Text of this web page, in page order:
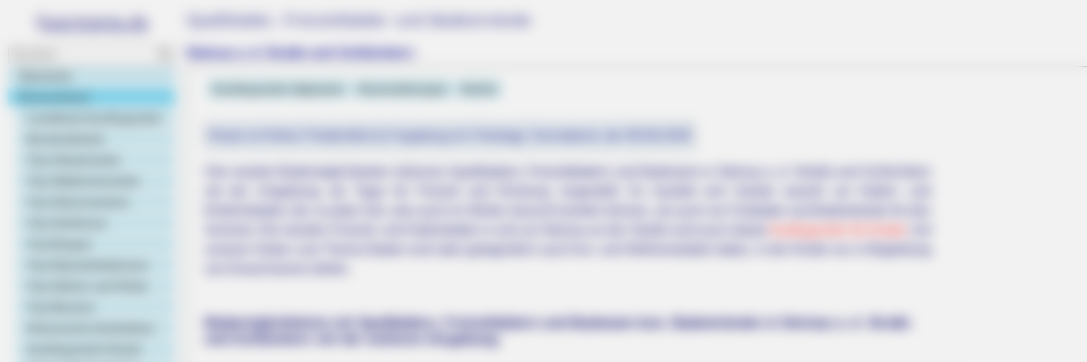
Bademöglichkeiten mit Spaßbädern, Freizeitbädern und Badeseen bzw. Badestränden in Steinau a. d. Straße
To Steamy To Stream? Not For The Bridgertons! 9 Must-
See Scenes